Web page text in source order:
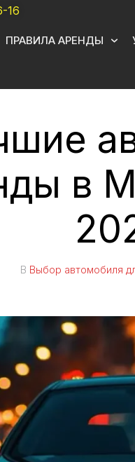
16
ПРАВИЛА АРЕНДЫ
в
В Выбор автомобиля